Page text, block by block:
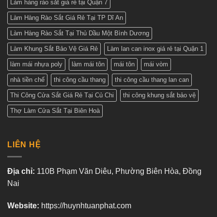
Làm hàng rào sắt giá rẻ tại Quận 7
Làm Hàng Rào Sắt Giá Rẻ Tại TP Dĩ An
Làm Hàng Rào Sắt Tại Thủ Dầu Một Bình Dương
Làm Khung Sắt Bảo Vệ Giá Rẻ Làm lan can inox giá rẻ tại Quận 1
làm mái nhựa poly làm mái tôn mái tôn mái vòm
nhà tiền chế thi công cầu thang thi công cầu thang lan can
Thi Công Cửa Sắt Giá Rẻ Tại Củ Chi thi công khung sắt bảo vệ
Thợ Làm Cửa Sắt Tại Biên Hoà
LIÊN HỆ
Địa chỉ: 110B Phạm Văn Diêu, Phường Biên Hòa, Đồng
Nai
Website: https://huynhtuanphat.com